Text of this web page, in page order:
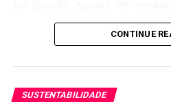
Fonte: Meyer et al. (2025)
No PROGRAMA, as
iniciaram no estádio V4 da
milho, ambos registraram
observado na Bolsa de
Na soja, o preço médio
CONTINUE
SUSTENTABILIDADE